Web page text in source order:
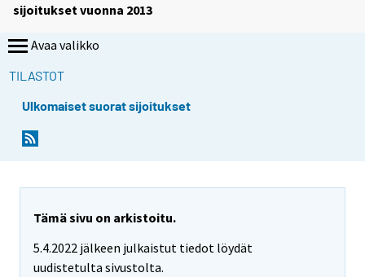
sijoitukset vuonna 2013
Avaa valikko
TILASTOT
Ulkomaiset suorat sijoitukset
Tämä sivu on arkistoitu.
5.4.2022 jälkeen julkaistut tiedot löydät
uudistetulta sivustolta.